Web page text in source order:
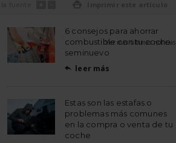
Ver más últimas noticias
6 consejos para ahorrar
combustible con tu coche
seminuevo
 leer más
Estas son las estafas o
problemas más comunes
en la compra o venta de tu
coche